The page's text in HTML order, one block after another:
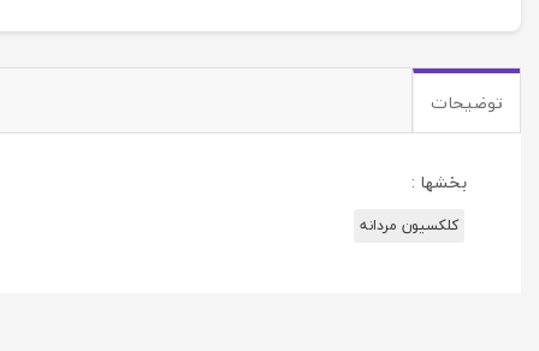
توضیحات
بخشها :
کلکسیون مردانه